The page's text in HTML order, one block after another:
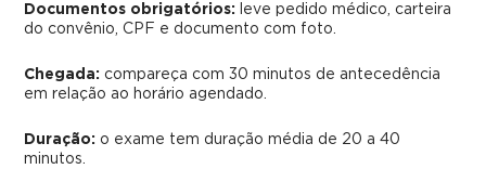
Documentos obrigatórios:
leve pedido médico, carteira
do convênio, CPF e documento com foto.
Chegada: compareça com 30 minutos de antecedência
em relação ao horário agendado.
Duração: o exame tem duração média de 20 a 40
minutos.